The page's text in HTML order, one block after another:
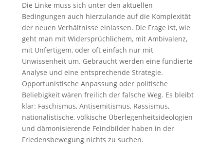
Die Linke muss sich unter den aktuellen
Bedingungen auch hierzulande auf die Komplexität
der neuen Verhältnisse einlassen. Die Frage ist, wie
geht man mit Widersprüchlichem, mit Ambivalenz,
mit Unfertigem, oder oft einfach nur mit
Unwissenheit um. Gebraucht werden eine fundierte
Analyse und eine entsprechende Strategie.
Opportunistische Anpassung oder politische
Beliebigkeit wären freilich der falsche Weg. Es bleibt
klar: Faschismus, Antisemitismus, Rassismus,
nationalistische, völkische Überlegenheitsideologien
und dämonisierende Feindbilder haben in der
Friedensbewegung nichts zu suchen.